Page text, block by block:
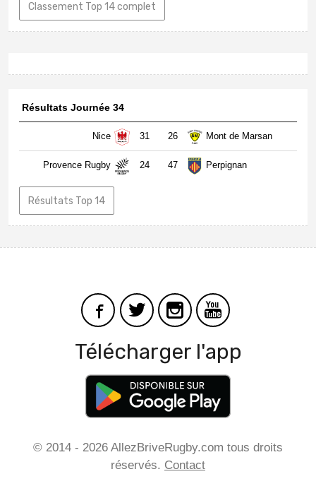
Classement Top 14 complet
Résultats Journée 34
Nice 31 26 Mont de Marsan
Provence Rugby 24 47 Perpignan
Résultats Top 14
Télécharger l'app
© 2014 - 2026 AllezBriveRugby.com tous droits
réservés. Contact